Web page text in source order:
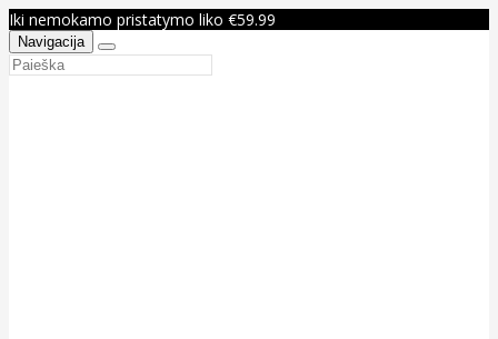
Iki nemokamo pristatymo liko €59.99
Navigacija